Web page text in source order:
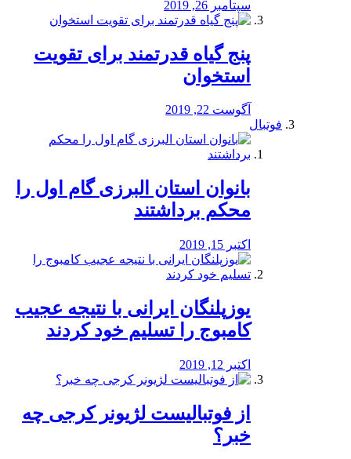
سپتامبر 26, 2019
پنج گیاه قدرتمند برای تقویت
استخوان
آگوست 22, 2019
فوتبال
بانوان استان البرزی گام اول را
محكم برداشتند
اکتبر 15, 2019
یوزپلنگان ایرانی با نتیجه عجیب
کامبوج را تسلیم خود کردند
اکتبر 12, 2019
از فوتبالیست لژیونر کرجی چه
خبر؟